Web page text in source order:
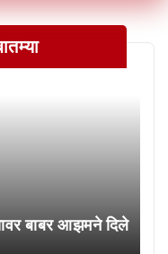
बाबर आझमने दिले